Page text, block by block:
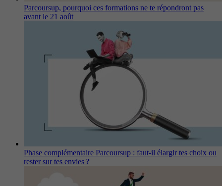
Parcoursup, pourquoi ces formations ne te répondront pas
avant le 21 août
Phase complémentaire Parcoursup : faut-il élargir tes choix ou
rester sur tes envies ?